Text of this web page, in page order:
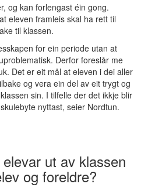
og kan forlengast éin gong.
eleven framleis skal ha rett til
til klassen.
for ein periode utan at
Derfor foreslår me
Det er eit mål at eleven i dei aller
og vera ein del av eit trygt og
sin. I tilfelle der det ikkje blir
nyttast, seier Nordtun.
ut av klassen
og foreldre?